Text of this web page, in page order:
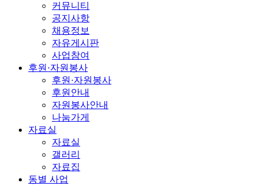
커뮤니티
공지사항
채용정보
자유게시판
사업참여
후원·자원봉사
후원·자원봉사
후원안내
자원봉사안내
나눔가게
자료실
자료실
갤러리
자료집
동별 사업